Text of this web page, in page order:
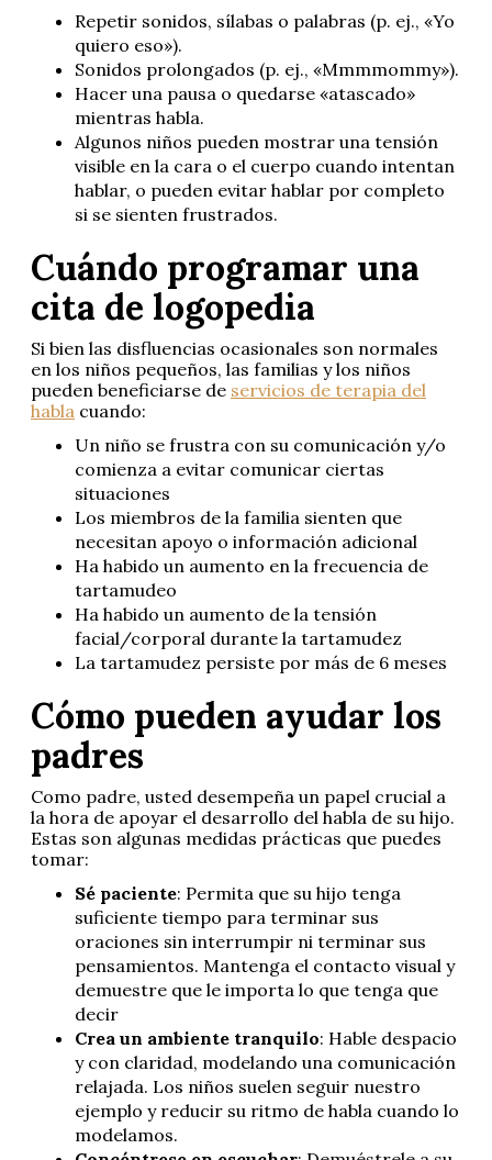
Repetir sonidos, sílabas o palabras (p. ej., «Yo
quiero eso»).
Sonidos prolongados (p. ej., «Mmmmommy»).
Hacer una pausa o quedarse «atascado»
mientras habla.
Algunos niños pueden mostrar una tensión
visible en la cara o el cuerpo cuando intentan
hablar, o pueden evitar hablar por completo
si se sienten frustrados.
Cuándo programar una
cita de logopedia
Si bien las disfluencias ocasionales son normales
en los niños pequeños, las familias y los niños
pueden beneficiarse de servicios de terapia del
habla cuando:
Un niño se frustra con su comunicación y/o
comienza a evitar comunicar ciertas
situaciones
Los miembros de la familia sienten que
necesitan apoyo o información adicional
Ha habido un aumento en la frecuencia de
tartamudeo
Ha habido un aumento de la tensión
facial/corporal durante la tartamudez
La tartamudez persiste por más de 6 meses
Cómo pueden ayudar los
padres
Como padre, usted desempeña un papel crucial a
la hora de apoyar el desarrollo del habla de su hijo.
Estas son algunas medidas prácticas que puedes
tomar:
Sé paciente: Permita que su hijo tenga
suficiente tiempo para terminar sus
oraciones sin interrumpir ni terminar sus
pensamientos. Mantenga el contacto visual y
demuestre que le importa lo que tenga que
decir
Crea un ambiente tranquilo: Hable despacio
y con claridad, modelando una comunicación
relajada. Los niños suelen seguir nuestro
ejemplo y reducir su ritmo de habla cuando lo
modelamos.